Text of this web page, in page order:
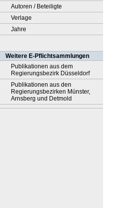
Autoren / Beteiligte
Verlage
Jahre
Weitere E-Pflichtsammlungen
Publikationen aus dem
Regierungsbezirk Düsseldorf
Publikationen aus den
Regierungsbezirken Münster,
Arnsberg und Detmold